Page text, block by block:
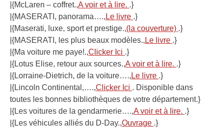
|{McLaren – coffret.,A voir et à lire. .}
|{MASERATI, panorama…., Le livre .}
|{Maserati, luxe, sport et prestige.,(la couverture) .}
|{MASERATI, les plus beaux modèles., Le livre .}
|{Ma voiture me paye!.,Clicker Ici .}
|{Lotus Elise, retour aux sources.,A voir et à lire. .}
|{Lorraine-Dietrich, de la voiture…., Le livre .}
|{Lincoln Continental,….,Clicker Ici . Disponible dans
toutes les bonnes bibliothèques de votre département.}
|{Les voitures de la gendarmerie….,A voir et à lire. .}
|{Les véhicules alliés du D-Day.,Ouvrage .}